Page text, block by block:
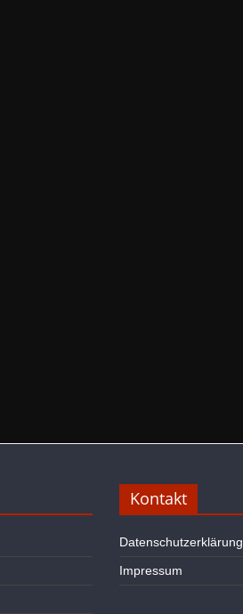
Kontakt
Datenschutzerklärung
Impressum